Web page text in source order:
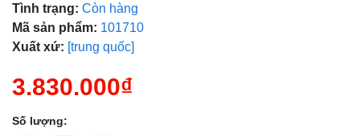
Tình trạng: Còn hàng
Mã sản phẩm: 101710
Xuất xứ: [trung quốc]
3.830.000₫
Số lượng: